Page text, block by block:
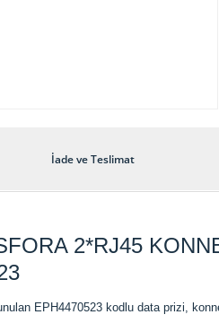
İade ve Teslimat
2*RJ45
EPH4470523 kodlu data prizi,